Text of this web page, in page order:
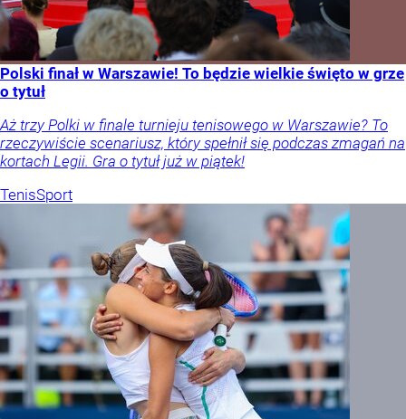
Polski finał w Warszawie! To będzie wielkie święto w grze
o tytuł
Aż trzy Polki w finale turnieju tenisowego w Warszawie? To
rzeczywiście scenariusz, który spełnił się podczas zmagań na
kortach Legii. Gra o tytuł już w piątek!
TenisSport